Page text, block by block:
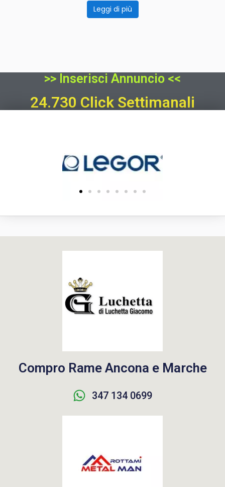
Leggi di più
>> Inserisci Annuncio <<
24.730 Click Settimanali
Compro Rame Ancona e Marche
347 134 0699